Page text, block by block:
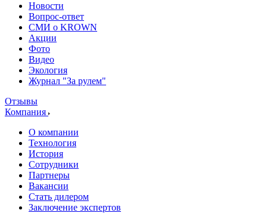
Новости
Вопрос-ответ
СМИ о KROWN
Акции
Фото
Видео
Экология
Журнал "За рулем"
Отзывы
Компания
О компании
Технология
История
Сотрудники
Партнеры
Вакансии
Стать дилером
Заключение экспертов